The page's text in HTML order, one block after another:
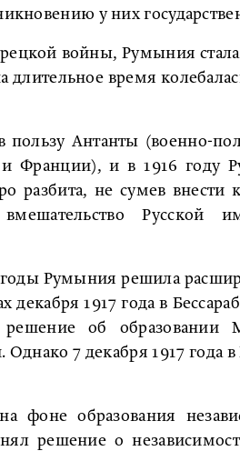
у них
войны, Румыния
время
Антанты (военно-
Франции), и в 1916 году
разбита, не сумев
Русской
Румыния решила
декабря 1917 года в
об образовании
Однако 7 декабря 1917
фоне образования
решение о